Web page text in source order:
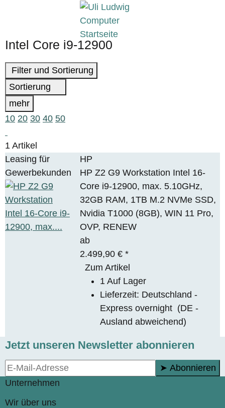
Intel Core i9-12900
Filter und Sortierung
Sortierung
mehr
10 20 30 40 50
1 Artikel
Leasing für
Gewerbekunden
HP
HP Z2 G9 Workstation Intel 16-
Core i9-12900, max. 5.10GHz,
32GB RAM, 1TB M.2 NVMe SSD,
Nvidia T1000 (8GB), WIN 11 Pro,
OVP, RENEW
ab
2.499,90 €*
Zum Artikel
1 Auf Lager
Lieferzeit: Deutschland -
Express overnight (DE -
Ausland abweichend)
Jetzt unseren Newsletter abonnieren
➤ Abonnieren
Unternehmen
Wir über uns